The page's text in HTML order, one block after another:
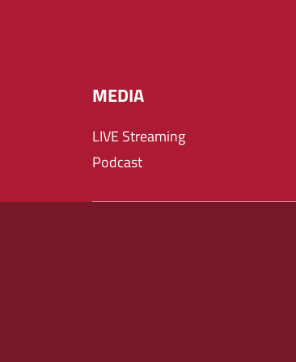
MEDIA
LIVE Streaming
Podcast